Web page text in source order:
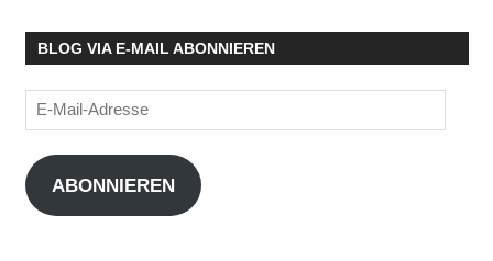
BLOG VIA E-MAIL ABONNIEREN
E-
Mail-
Adresse
ABONNIEREN